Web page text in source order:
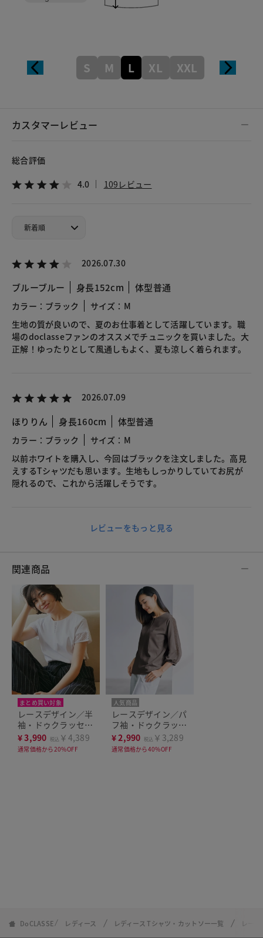
S M L XL XXL
カスタマーレビュー
総合評価
4.0 109レビュー
2026.07.30
ブルーブルー 身長152cm 体型普通
カラー：ブラック
サイズ：M
生地の質が良いので、夏のお仕事着として活躍しています。職
場のdoclasseファンのオススメでチュニックを買いました。大
正解！ゆったりとして風通しもよく、夏も涼しく着られます。
2026.07.09
ほりりん 身長160cm 体型普通
カラー：ブラック
サイズ：M
以前ホワイトを購入し、今回はブラックを注文しました。高見
えするTシャツだも思います。生地もしっかりしていてお尻が
隠れるので、これから活躍しそうです。
レビューをもっと見る
関連商品
まとめ買い対象
レースデザイン／半
袖・ドゥクラッセT
シャツ
¥3,990 税込 ￥4,389
通常価格から20%OFF
人気商品
レースデザイン／パ
フ袖・ドゥクラッセ
Tシャツ
¥2,990 税込 ￥3,289
通常価格から40%OFF
DoCLASSE レディース レディース Tシャツ・カットソー一覧